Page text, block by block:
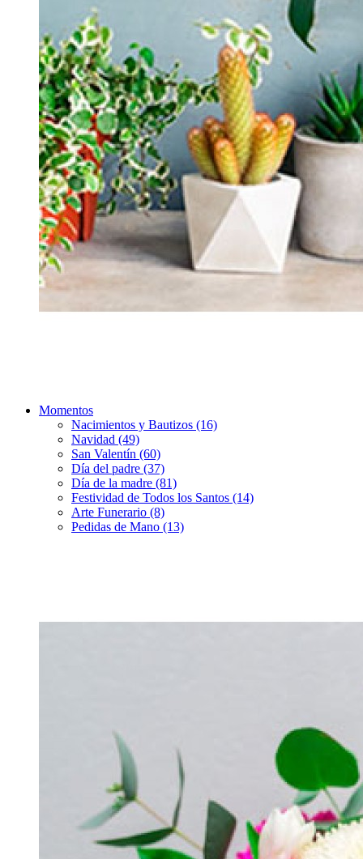
Momentos
Nacimientos y Bautizos (16)
Navidad (49)
San Valentín (60)
Día del padre (37)
Día de la madre (81)
Festividad de Todos los Santos (14)
Arte Funerario (8)
Pedidas de Mano (13)